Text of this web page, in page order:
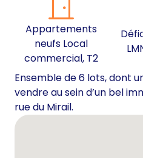
Appartements
neufs Local
commercial, T2
Ensemble de 6 lots, dont
vendre au sein d’un bel
rue du Mirail.